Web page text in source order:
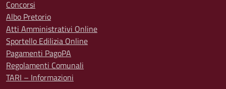
Concorsi
Albo Pretorio
Atti Amministrativi Online
Sportello Edilizia Online
Pagamenti PagoPA
Regolamenti Comunali
TARI – Informazioni